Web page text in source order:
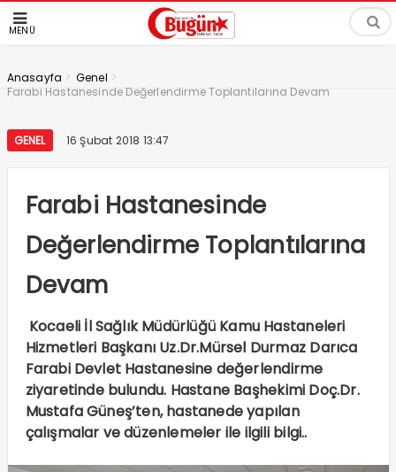
MENÜ
Anasayfa > Genel >
Farabi Hastanesinde Değerlendirme Toplantılarına Devam
GENEL 16 Şubat 2018 13:47
Farabi Hastanesinde
Değerlendirme Toplantılarına
Devam
Kocaeli İl Sağlık Müdürlüğü Kamu Hastaneleri
Hizmetleri Başkanı Uz.Dr.Mürsel Durmaz Darıca
Farabi Devlet Hastanesine değerlendirme
ziyaretinde bulundu. Hastane Başhekimi Doç.Dr.
Mustafa Güneş’ten, hastanede yapılan
çalışmalar ve düzenlemeler ile ilgili bilgi..